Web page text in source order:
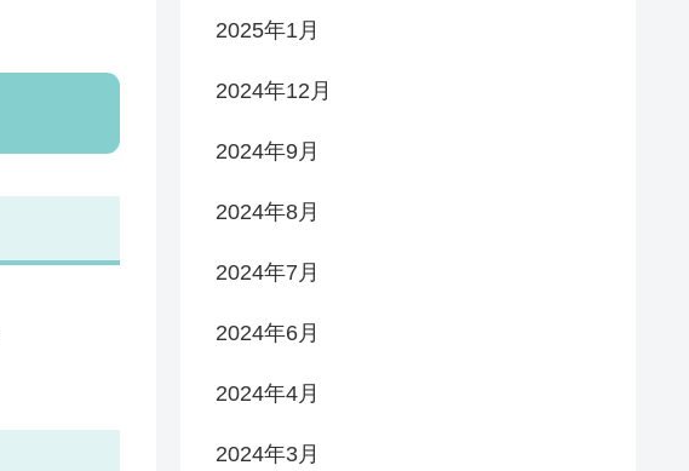
2025年1月
2024年12月
2024年9月
2024年8月
2024年7月
2024年6月
2024年4月
2024年3月